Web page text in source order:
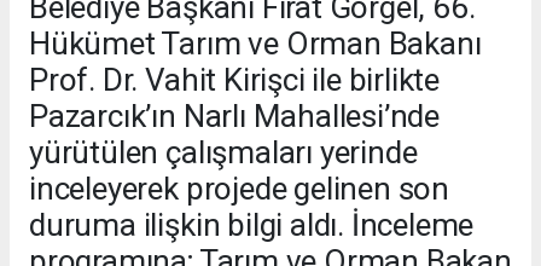
Hükümet Tarım ve Orman Bakanı
Prof. Dr. Vahit Kirişci ile birlikte
Pazarcık’ın Narlı Mahallesi’nde
yürütülen çalışmaları yerinde
inceleyerek projede gelinen son
duruma ilişkin bilgi aldı. İnceleme